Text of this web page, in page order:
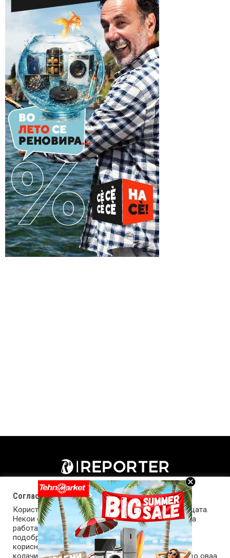
Согласност за колачиња (cookies)
Користиме колачиња за оптимизирање на страницата.
Некои од колачињата се од суштинско значење за
работата на страницата, а други помагаат да ја
подобриме оваа интернет страница и вашето
корисничко искуство. Напомена: задолжителните
колачиња се неопходни за користење и пристап до оваа